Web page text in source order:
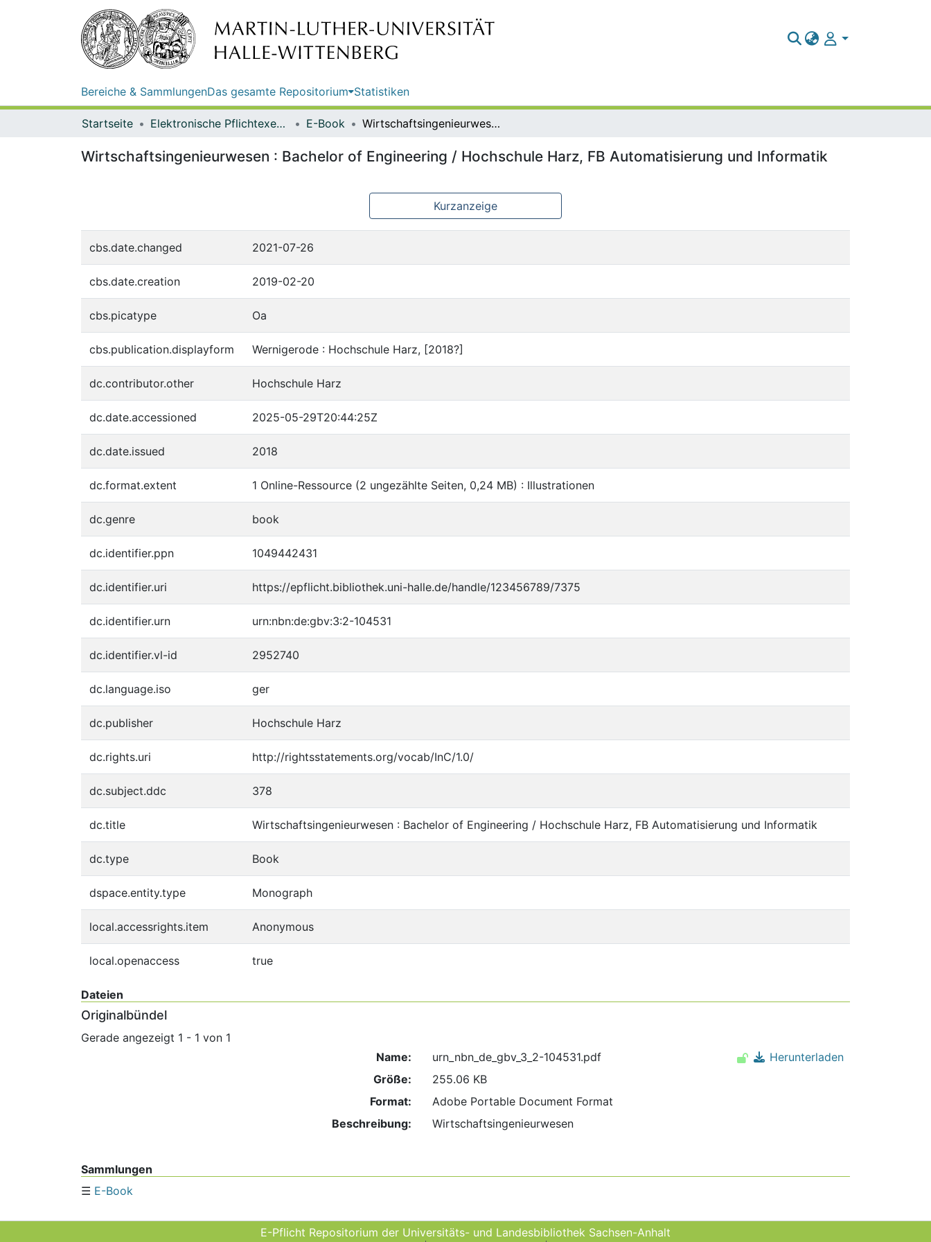
Bereiche & SammlungenDas gesamte Repositorium Statistiken
Startseite Elektronische Pflichtexemplare E-Book Wirtschaftsingenieurwesen : Bachelor of Engineering / Hochschule Harz, FB Automatisierung und Informatik
Wirtschaftsingenieurwesen : Bachelor of Engineering / Hochschule Harz, FB Automatisierung und Informatik
Kurzanzeige
cbs.date.changed 2021-07-26
cbs.date.creation 2019-02-20
cbs.picatype Oa
cbs.publication.displayform Wernigerode : Hochschule Harz, [2018?]
dc.contributor.other Hochschule Harz
dc.date.accessioned 2025-05-29T20:44:25Z
dc.date.issued 2018
dc.format.extent 1 Online-Ressource (2 ungezählte Seiten, 0,24 MB) : Illustrationen
dc.genre book
dc.identifier.ppn 1049442431
dc.identifier.uri https://epflicht.bibliothek.uni-halle.de/handle/123456789/7375
dc.identifier.urn urn:nbn:de:gbv:3:2-104531
dc.identifier.vl-id 2952740
dc.language.iso ger
dc.publisher Hochschule Harz
dc.rights.uri http://rightsstatements.org/vocab/InC/1.0/
dc.subject.ddc 378
dc.title Wirtschaftsingenieurwesen : Bachelor of Engineering / Hochschule Harz, FB Automatisierung und Informatik
dc.type Book
dspace.entity.type Monograph
local.accessrights.item Anonymous
local.openaccess true
Dateien
Originalbündel
Gerade angezeigt 1 - 1 von 1
Name:
urn_nbn_de_gbv_3_2-104531.pdf
Größe:
255.06 KB
Format:
Adobe Portable Document Format
Beschreibung:
Wirtschaftsingenieurwesen
Herunterladen
Sammlungen
E-Book
E-Pflicht Repositorium der Universitäts- und Landes­bibliothek Sachsen-Anhalt